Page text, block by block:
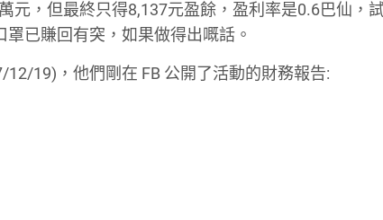
元，但最終只得8,137元盈餘，盈利率是0.6巴仙，
已賺回有突，如果做得出嘅話。
19)，他們剛在 FB 公開了活動的財務報告: